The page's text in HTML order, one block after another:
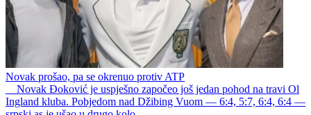
Novak prošao, pa se okrenuo protiv ATP
Novak Đoković je uspješno započeo još jedan pohod na travi Ol
Ingland kluba. Pobjedom nad Džibing Vuom — 6:4, 5:7, 6:4, 6:4 —